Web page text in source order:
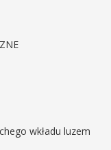
wkładu luzem